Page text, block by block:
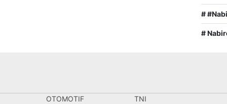
#
#
OTOMOTIF TNI